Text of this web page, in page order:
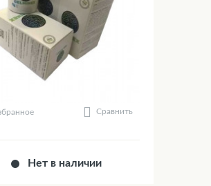
Сравнить
Нет в наличии